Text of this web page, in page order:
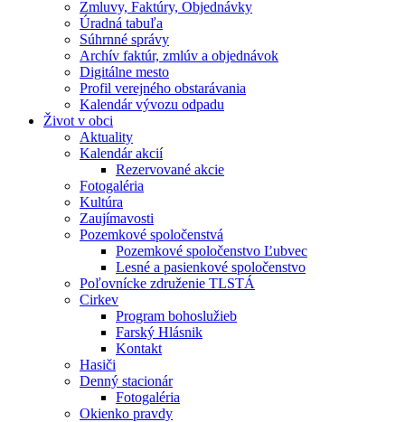
Zmluvy, Faktúry, Objednávky
Úradná tabuľa
Súhrnné správy
Archív faktúr, zmlúv a objednávok
Digitálne mesto
Profil verejného obstarávania
Kalendár vývozu odpadu
Život v obci
Aktuality
Kalendár akcií
Rezervované akcie
Fotogaléria
Kultúra
Zaujímavosti
Pozemkové spoločenstvá
Pozemkové spoločenstvo Ľubvec
Lesné a pasienkové spoločenstvo
Poľovnícke združenie TLSTÁ
Cirkev
Program bohoslužieb
Farský Hlásnik
Kontakt
Hasiči
Denný stacionár
Fotogaléria
Okienko pravdy